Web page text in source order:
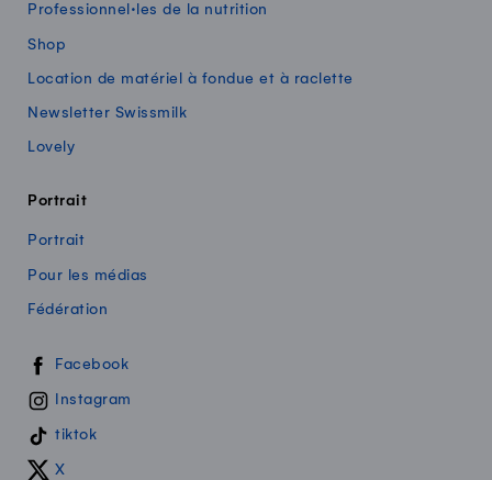
Professionnel·les de la nutrition
Shop
Location de matériel à fondue et à raclette
Newsletter Swissmilk
Lovely
Portrait
Portrait
Pour les médias
Fédération
Swissmilk sur les réseaux sociaux
Facebook
Instagram
tiktok
X